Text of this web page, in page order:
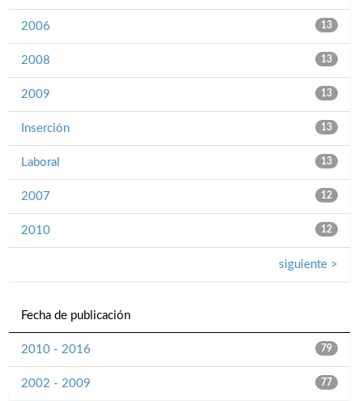
13
2006
13
2008
13
2009
13
Inserción
13
Laboral
12
2007
12
2010
siguiente >
Fecha de publicación
79
2010 - 2016
77
2002 - 2009